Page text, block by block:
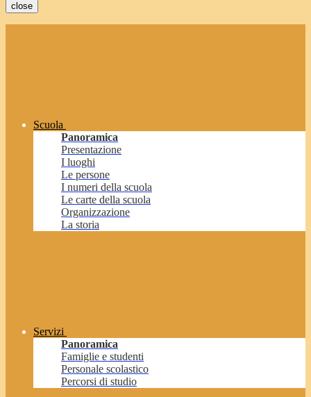
close
Scuola
Panoramica
Presentazione
I luoghi
Le persone
I numeri della scuola
Le carte della scuola
Organizzazione
La storia
Servizi
Panoramica
Famiglie e studenti
Personale scolastico
Percorsi di studio